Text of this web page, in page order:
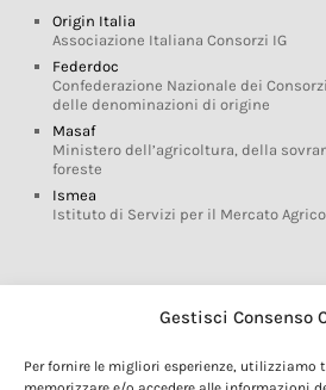
Gestisci Consenso
Per fornire le migliori esperienze, utilizziamo
Origin Italia
Associazione Italiana Consorzi IG
Federdoc
Confederazione Nazionale dei
delle denominazioni di origine
Masaf
Ministero dell’agricoltura, della
foreste
Ismea
Istituto di Servizi per il Mercato
Glossario DOP IGP
Marchi DOP IGP